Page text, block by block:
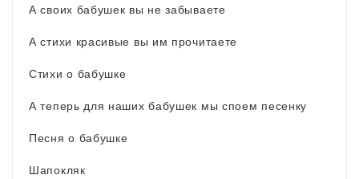
А своих бабушек вы не забываете
А стихи красивые вы им прочитаете
Стихи о бабушке
А теперь для наших бабушек мы споем песенку
Песня о бабушке
Шапокляк